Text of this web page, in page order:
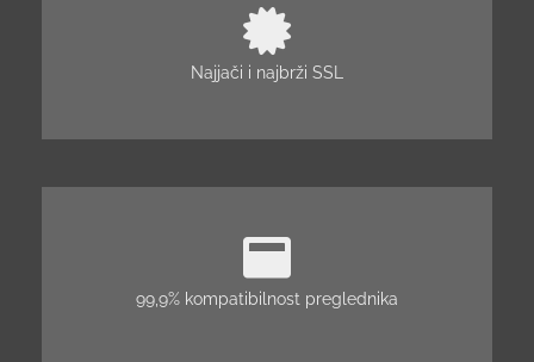
Najjači i najbrži SSL
99,9% kompatibilnost preglednika